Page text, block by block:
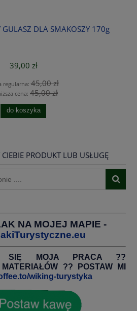
GULASZ DLA SMAKOSZY 170g
39,00 zł
regularna:45,00 zł
cena: 45,00 zł
do koszyka
CIEBIE PRODUKT LUB USŁUGĘ
NA MOJEJ MAPIE -
SIĘ MOJA PRACA ??
?? POSTAW MI
wiking-turystyka